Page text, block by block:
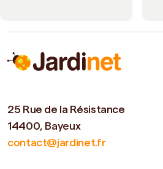
25 Rue de la Résistance
14400, Bayeux
contact@jardinet.fr